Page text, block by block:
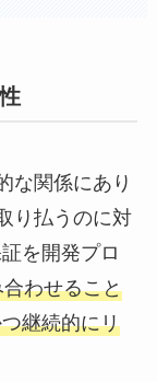
な関係にあり
り払うのに対
を開発プロ
わせること
継続的にリ